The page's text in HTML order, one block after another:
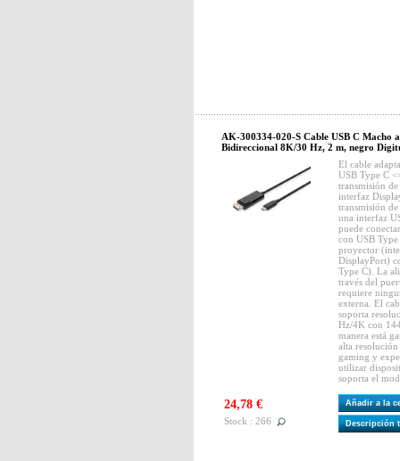
AK-300334-020-S Cable USB C Macho
Bidireccional 8K/30 Hz, 2 m, negro
El cable
USB Type C
transmisión
interfaz
transmisión
una interfaz
puede
con USB
proyector
DisplayPort)
Type C). La
través del
requiere
externa. El
soporta
Hz/4K con
manera está
alta resolución
gaming y
utilizar
soporta el
24,78 €
Stock : 266
Añadir a la
Descripción